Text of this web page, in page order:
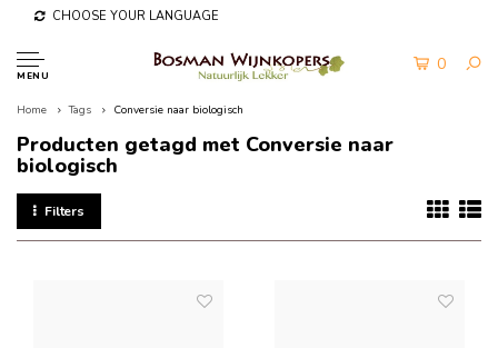
CHOOSE YOUR LANGUAGE
MENU
0
Home Tags Conversie naar biologisch
Producten getagd met Conversie naar
biologisch
Filters